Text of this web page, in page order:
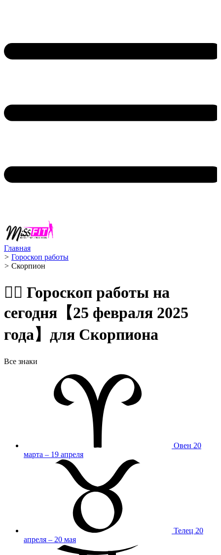
Главная
> Гороскоп работы
> Скорпион ️
🧙‍♀️ Гороскоп работы на
сегодня【25 февраля 2025
года】для Скорпиона
Все знаки
Овен 20
марта – 19 апреля
Телец 20
апреля – 20 мая